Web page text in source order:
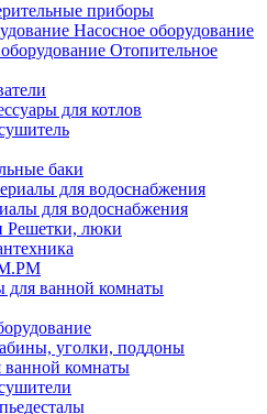
приборы
Насосное оборудование
Отопительное
для котлов
баки
для водоснабжения
Решетки, люки
для ванной комнаты
уголки, поддоны
ванной комнаты